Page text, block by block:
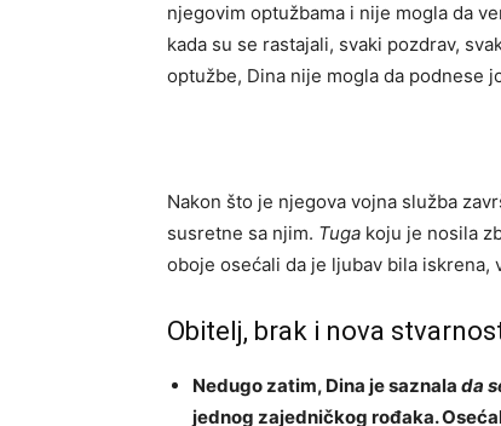
njegovim optužbama i nije mogla da
kada su se rastajali, svaki pozdrav,
optužbe, Dina nije mogla da podnese
Nakon što je njegova vojna služba
susretne sa njim. Tuga koju je nosila
oboje osećali da je ljubav bila
Obitelj, brak i nova
Nedugo zatim, Dina je saznala da
jednog zajedničkog rođaka.